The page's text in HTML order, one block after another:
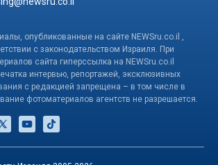
опубликованные на сайте NEWSru.co.il ,
с законодательством Израиля. При
сайта гиперссылка на NEWSru.co.il
интервью, репортажей, эксклюзивных
с редакцией запрещена – в том числе в
фотоматериалов агентств не разрешается.